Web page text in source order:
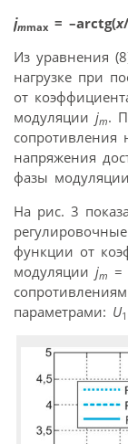
jmmax = –arctg(x/
Из уравнения
нагрузке при
от
модуляции jm.
сопротивления
напряжения
фазы
На рис. 3
функции от
модуляции jm =
параметрами: U1